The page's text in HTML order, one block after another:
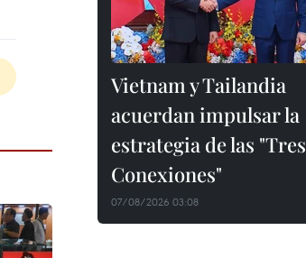
Vietnam y Tailandia
acuerdan impulsar la
estrategia de las "Tres
Conexiones"
07/08/2026 03:08